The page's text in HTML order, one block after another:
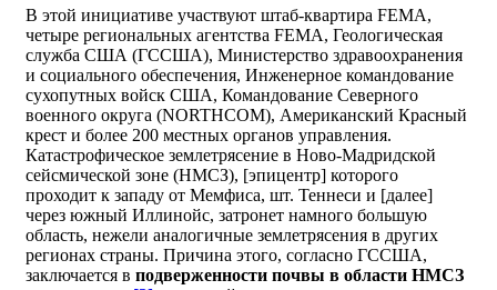
В этой инициативе участвуют штаб-квартира FEMA,
четыре региональных агентства FEMA, Геологическая
служба США (ГССША), Министерство здравоохранения
и социального обеспечения, Инженерное командование
сухопутных войск США, Командование Северного
военного округа (NORTHCOM), Американский Красный
крест и более 200 местных органов управления.
Катастрофическое землетрясение в Ново-Мадридской
сейсмической зоне (НМСЗ), [эпицентр] которого
проходит к западу от Мемфиса, шт. Теннеси и [далее]
через южный Иллинойс, затронет намного большую
область, нежели аналогичные землетрясения в других
регионах страны. Причина этого, согласно ГССША,
заключается в подверженности почвы в области НМСЗ